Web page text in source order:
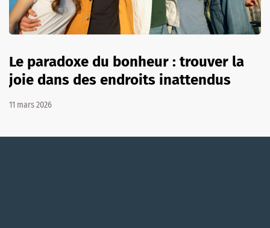
Le paradoxe du bonheur : trouver la
joie dans des endroits inattendus
11 mars 2026